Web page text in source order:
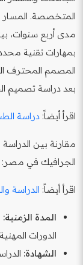
المتخصصة. المسار
مدى أربع سنوات،
بمهارات تقنية
المصمم المحترف
بعد دراسة تصميم
اقرأ أيضاً: دراسة
مقارنة بين
الجرافيك في مصر:
اقرأ أيضاً: الدراسة
المدة الزمنية:
الدورات المهنية لا تتجاوز 6
الشهادة: